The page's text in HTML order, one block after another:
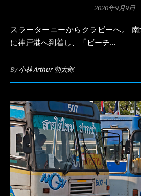
2020年9月9日
スラーターニーからクラビーへ。 南北の違いはあるが、朝
に神戸港へ到着し、「ビーチ…
By小林 Arthur 朝太郎